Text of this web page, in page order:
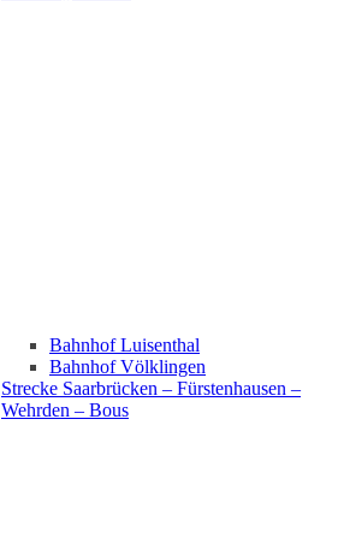
Bahnhof Luisenthal
Bahnhof Völklingen
Strecke Saarbrücken – Fürstenhausen –
Wehrden – Bous